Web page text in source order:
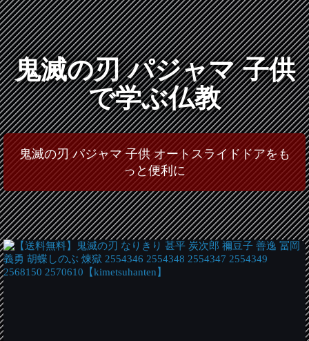
鬼滅の刃 パジャマ 子供
で学ぶ仏教
鬼滅の刃 パジャマ 子供 オートスライドドアをも
っと便利に